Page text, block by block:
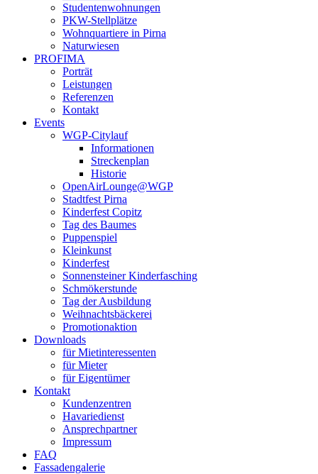
Studentenwohnungen
PKW-Stellplätze
Wohnquartiere in Pirna
Naturwiesen
PROFIMA
Porträt
Leistungen
Referenzen
Kontakt
Events
WGP-Citylauf
Informationen
Streckenplan
Historie
OpenAirLounge@WGP
Stadtfest Pirna
Kinderfest Copitz
Tag des Baumes
Puppenspiel
Kleinkunst
Kinderfest
Sonnensteiner Kinderfasching
Schmökerstunde
Tag der Ausbildung
Weihnachtsbäckerei
Promotionaktion
Downloads
für Mietinteressenten
für Mieter
für Eigentümer
Kontakt
Kundenzentren
Havariedienst
Ansprechpartner
Impressum
FAQ
Fassadengalerie